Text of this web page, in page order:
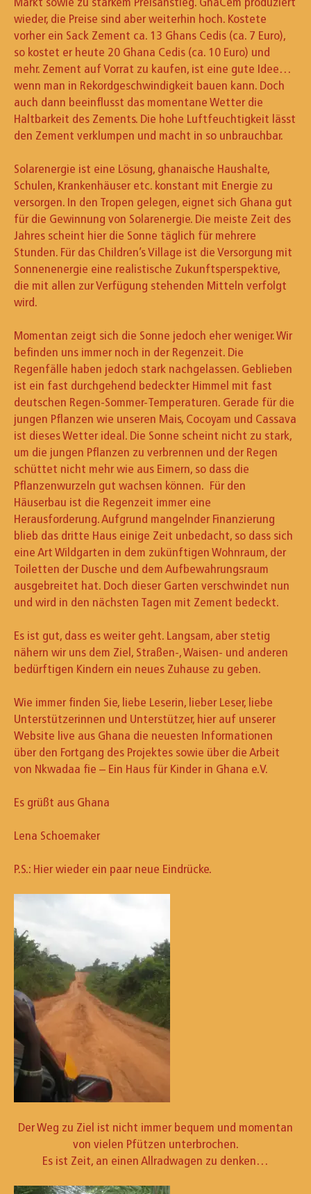
wieder, die Preise sind aber weiterhin hoch. Kostete
vorher ein Sack Zement ca. 13 Ghans Cedis (ca. 7 Euro),
so kostet er heute 20 Ghana Cedis (ca. 10 Euro) und
mehr. Zement auf Vorrat zu kaufen, ist eine gute Idee…
wenn man in Rekordgeschwindigkeit bauen kann. Doch
auch dann beeinflusst das momentane Wetter die
Haltbarkeit des Zements. Die hohe Luftfeuchtigkeit lässt
den Zement verklumpen und macht in so unbrauchbar.
Solarenergie ist eine Lösung, ghanaische Haushalte,
Schulen, Krankenhäuser etc. konstant mit Energie zu
versorgen. In den Tropen gelegen, eignet sich Ghana gut
für die Gewinnung von Solarenergie. Die meiste Zeit des
Jahres scheint hier die Sonne täglich für mehrere
Stunden. Für das Children’s Village ist die Versorgung mit
Sonnenenergie eine realistische Zukunftsperspektive,
die mit allen zur Verfügung stehenden Mitteln verfolgt
wird.
Momentan zeigt sich die Sonne jedoch eher weniger. Wir
befinden uns immer noch in der Regenzeit. Die
Regenfälle haben jedoch stark nachgelassen. Geblieben
ist ein fast durchgehend bedeckter Himmel mit fast
deutschen Regen-Sommer-Temperaturen. Gerade für die
jungen Pflanzen wie unseren Mais, Cocoyam und Cassava
ist dieses Wetter ideal. Die Sonne scheint nicht zu stark,
um die jungen Pflanzen zu verbrennen und der Regen
schüttet nicht mehr wie aus Eimern, so dass die
Pflanzenwurzeln gut wachsen können. Für den
Häuserbau ist die Regenzeit immer eine
Herausforderung. Aufgrund mangelnder Finanzierung
blieb das dritte Haus einige Zeit unbedacht, so dass sich
eine Art Wildgarten in dem zukünftigen Wohnraum, der
Toiletten der Dusche und dem Aufbewahrungsraum
ausgebreitet hat. Doch dieser Garten verschwindet nun
und wird in den nächsten Tagen mit Zement bedeckt.
Es ist gut, dass es weiter geht. Langsam, aber stetig
nähern wir uns dem Ziel, Straßen-, Waisen- und anderen
bedürftigen Kindern ein neues Zuhause zu geben.
Wie immer finden Sie, liebe Leserin, lieber Leser, liebe
Unterstützerinnen und Unterstützer, hier auf unserer
Website live aus Ghana die neuesten Informationen
über den Fortgang des Projektes sowie über die Arbeit
von Nkwadaa fie – Ein Haus für Kinder in Ghana e.V.
Es grüßt aus Ghana
Lena Schoemaker
P.S.: Hier wieder ein paar neue Eindrücke.
Der Weg zu Ziel ist nicht immer bequem und momentan
von vielen Pfützen unterbrochen.
Es ist Zeit, an einen Allradwagen zu denken…